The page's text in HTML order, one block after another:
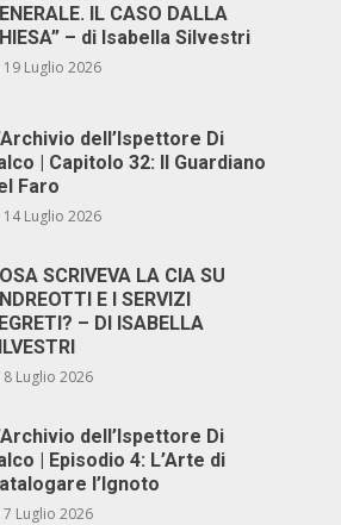
IL CASO DALLA
– di Isabella Silvestri
19 Luglio 2026
dell’Ispettore Di
| Capitolo 32: Il Guardiano
Faro
14 Luglio 2026
SCRIVEVA LA CIA SU
E I SERVIZI
– DI ISABELLA
8 Luglio 2026
dell’Ispettore Di
| Episodio 4: L’Arte di
l’Ignoto
7 Luglio 2026